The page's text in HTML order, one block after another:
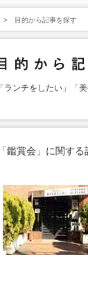
> 目的から記事を探す
「ランチをしたい」「
「鑑賞会」に関する